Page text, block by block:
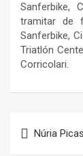
Sanferbike,
tramitar de
Sanferbike,
Triatlón
Corricolari.
de
Núria